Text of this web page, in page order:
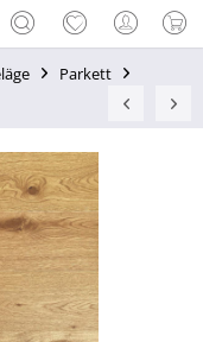
Parkett